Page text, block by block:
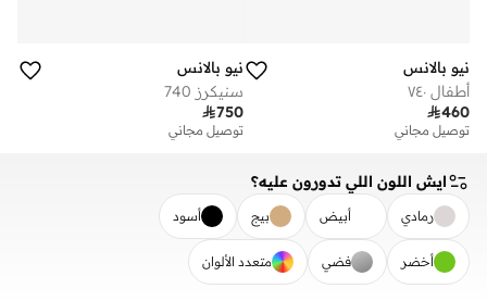
نيو بالانس
أطفال ٧٤٠
460
توصيل مجاني
نيو بالانس
سنيكرز 740
750
توصيل مجاني
ايش اللون اللي تدورون عليه؟
رمادي أبيض بيج أسود
أخضر فضي متعدد الألوان